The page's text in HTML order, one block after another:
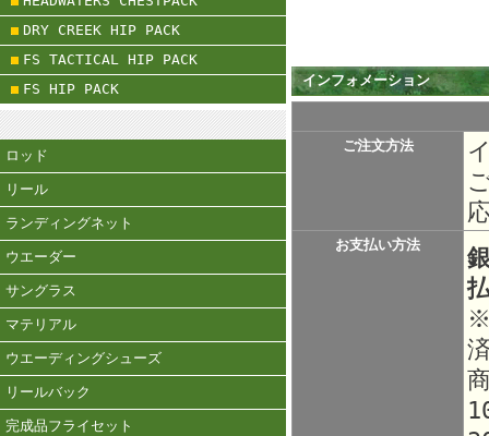
DRY CREEK HIP PACK
FS TACTICAL HIP PACK
FS HIP PACK
ロッド
リール
ランディングネット
ウエーダー
サングラス
マテリアル
ウエーディングシューズ
リールバック
完成品フライセット
インフォメーション
ご注文方法
お支払い方法